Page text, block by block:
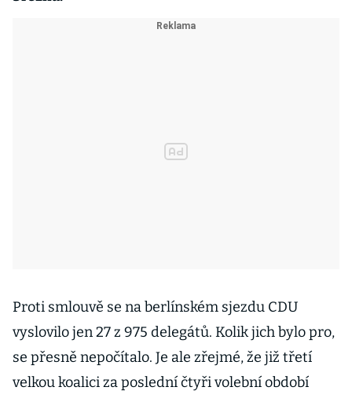
Proti smlouvě se na berlínském sjezdu CDU
vyslovilo jen 27 z 975 delegátů. Kolik jich bylo pro,
se přesně nepočítalo. Je ale zřejmé, že již třetí
velkou koalici za poslední čtyři volební období